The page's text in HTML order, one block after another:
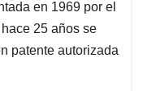
en 1969 por el
25 años se
patente autorizada